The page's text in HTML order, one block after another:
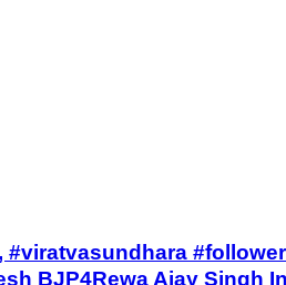
#viratvasundhara
BJP4Rewa Ajay Singh